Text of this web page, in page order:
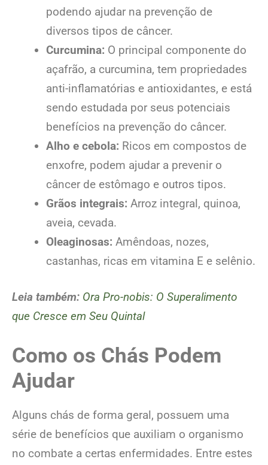
podendo ajudar na prevenção de
diversos tipos de câncer.
Curcumina: O principal componente do
açafrão, a curcumina, tem propriedades
anti-inflamatórias e antioxidantes, e está
sendo estudada por seus potenciais
benefícios na prevenção do câncer.
Alho e cebola: Ricos em compostos de
enxofre, podem ajudar a prevenir o
câncer de estômago e outros tipos.
Grãos integrais: Arroz integral, quinoa,
aveia, cevada.
Oleaginosas: Amêndoas, nozes,
castanhas, ricas em vitamina E e selênio.
Leia também: Ora Pro-nobis: O Superalimento
que Cresce em Seu Quintal
Como os Chás Podem
Ajudar
Alguns chás de forma geral, possuem uma
série de benefícios que auxiliam o organismo
no combate a certas enfermidades. Entre estes